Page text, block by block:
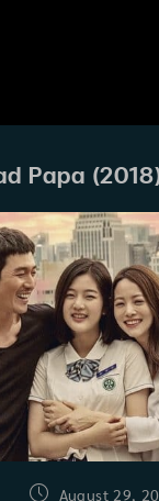
Papa
PostAugust 29,